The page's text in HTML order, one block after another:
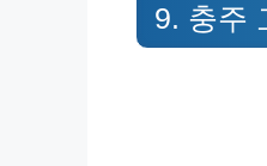
9. 충주